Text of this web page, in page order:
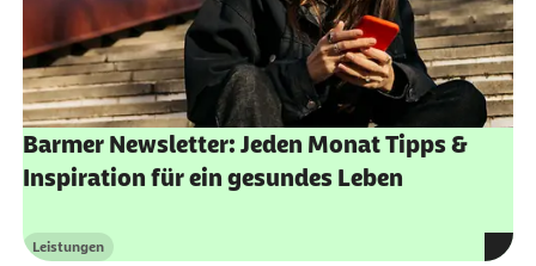
Barmer Newsletter: Jeden Monat Tipps &
Inspiration für ein gesundes Leben
Kategorie
Leistungen